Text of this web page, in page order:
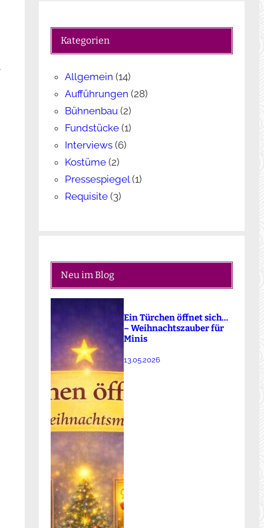
n
Kategorien
Allgemein (14)
Aufführungen (28)
Bühnenbau (2)
Fundstücke (1)
Interviews (6)
Kostüme (2)
Pressespiegel (1)
Requisite (3)
Neu im Blog
Ein Türchen öffnet sich…
– Weihnachtszauber für
Minis
13.05.2026